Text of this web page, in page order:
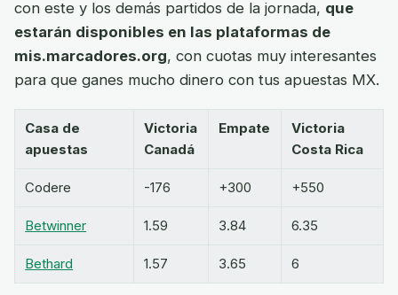
con este y los demás partidos de la jornada, que
estarán disponibles en las plataformas de
mis.marcadores.org, con cuotas muy interesantes
para que ganes mucho dinero con tus apuestas MX.
Casa de
apuestas
Victoria
Canadá
Empate
Victoria
Costa Rica
Codere -176 +300 +550
Betwinner 1.59 3.84 6.35
Bethard 1.57 3.65 6